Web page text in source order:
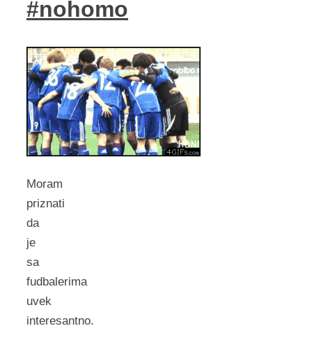
#nohomo
Moram
priznati
da
je
sa
fudbalerima
uvek
interesantno.